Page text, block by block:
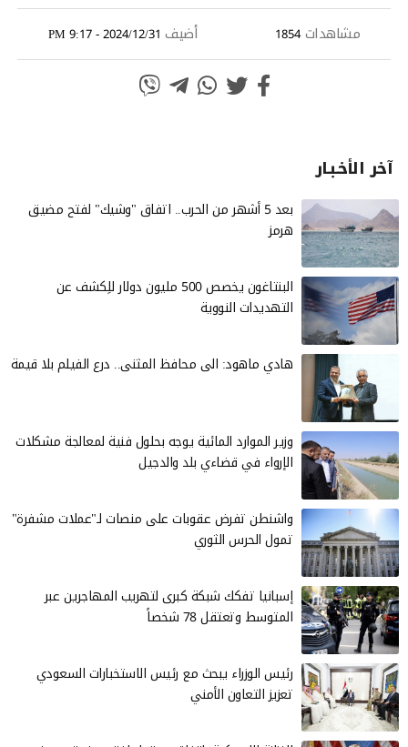
مشاهدات1854 أضيف 2024/12/31 - 9:17 PM
آخر الأخـبـار
بعد 5 أشهر من الحرب.. اتفاق "وشيك" لفتح مضيق
هرمز
البنتاغون يخصص 500 مليون دولار للِكشف عن
التهديدات النووية
هادي ماهود: الى محافظ المثنى.. درع الفيلم بلا قيمة
وزير الموارد المائية يوجه بحلول فنية لمعالجة مشكلات
الإرواء في قضاءي بلد والدجيل
واشنطن تفرض عقوبات على منصات لـ"عملات مشفرة"
تمول الحرس الثوري
إسبانيا تفكك شبكة كبرى لتهريب المهاجرين عبر
المتوسط وتعتقل 78 شخصاً
رئيس الوزراء يبحث مع رئيس الاستخبارات السعودي
تعزيز التعاون الأمني